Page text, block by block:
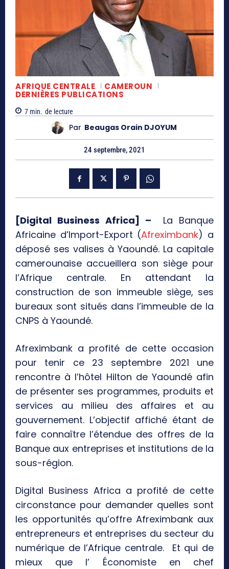
AFRIQUE CENTRALE CAMEROUN
DERNIÈRES PUBLICATIONS
7 min. de lecture
Par Beaugas Orain DJOYUM
24 septembre, 2021
[Digital Business Africa] –
La Banque
Africaine d’Import-Export (Afreximbank) a
déposé ses valises à Yaoundé. La capitale
camerounaise accueillera son siège pour
l’Afrique centrale. En attendant la
construction de son immeuble siège, ses
bureaux sont situés dans l’immeuble de la
CNPS à Yaoundé.
Afreximbank a profité de cette occasion
pour tenir ce 23 septembre 2021 une
rencontre à l’hôtel Hilton de Yaoundé afin
de présenter ses programmes, produits et
services au milieu des affaires et au
gouvernement. L’objectif affiché étant de
faire connaître l’étendue des offres de la
Banque aux entreprises et institutions de la
sous-région.
Digital Business Africa a profité de cette
circonstance pour demander quelles sont
les opportunités qu’offre Afreximbank aux
entrepreneurs et entreprises du secteur du
numérique de l’Afrique centrale. Et qui de
mieux que l’ Économiste en chef